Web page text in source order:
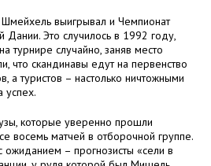
выигрывал и Чемпионат
Дании. Это случилось в 1992 году,
турнире случайно, заняв место
что скандинавы едут на первенство
а туристов – настолько ничтожными
успех.
которые уверенно прошли
восемь матчей в отборочной группе.
ожиданием – прогнозисты «сели в